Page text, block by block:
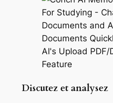
Discutez et analysez